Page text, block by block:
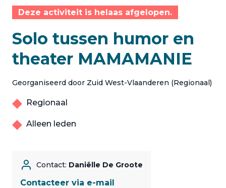
Deze activiteit is helaas afgelopen.
Solo tussen humor en
theater MAMAMANIE
Georganiseerd door Zuid West-Vlaanderen (Regionaal)
Regionaal
Alleen leden
Contact: Daniëlle De Groote
Contacteer via e-mail